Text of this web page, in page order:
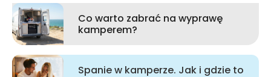
Co warto zabrać na wyprawę
kamperem?
Spanie w kamperze. Jak i gdzie to